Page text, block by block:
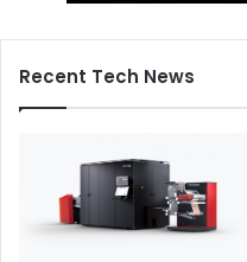
Recent Tech News